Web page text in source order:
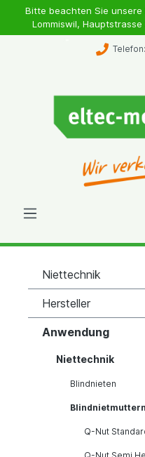
Bitte beachten Sie unsere
Lommiswil,
Telefon:
Niettechnik
Hersteller
Anwendung
Niettechnik
Blindnieten
Blindnietmuttern
Q-Nut